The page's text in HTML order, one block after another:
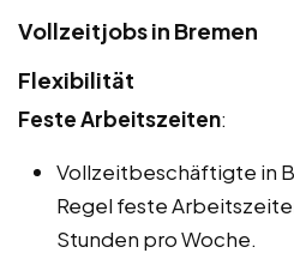
Vollzeitjobs in Bremen
Flexibilität
Feste Arbeitszeiten:
Vollzeitbeschäftigte in
Regel feste
Stunden pro Woche.